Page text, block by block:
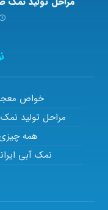
خواص
مراحل تولید
همه
نمک آبی